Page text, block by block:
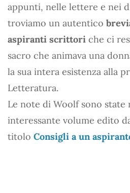
appunti, nelle lettere e nei
troviamo un autentico
aspiranti scrittori che ci
sacro che animava una
la sua intera esistenza alla
Letteratura.
Le note di Woolf sono
interessante volume edito
titolo Consigli a un